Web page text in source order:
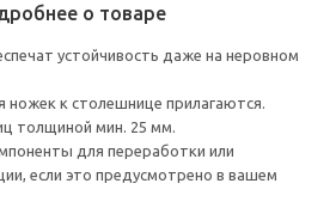
о товаре
устойчивость даже на неровном
к столешнице прилагаются.
толщиной мин. 25 мм.
для переработки или
если это предусмотрено в вашем